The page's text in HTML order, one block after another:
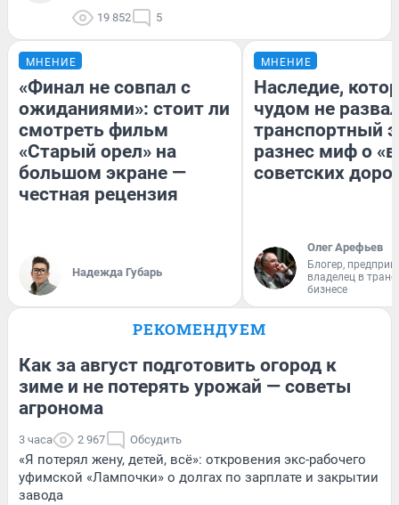
19 852 5
МНЕНИЕ
«Финал не совпал с
ожиданиями»: стоит ли
смотреть фильм
«Старый орел» на
большом экране —
честная рецензия
Надежда Губарь
МНЕНИЕ
Наследие,
чудом не
транспортный
разнес миф о
советских
Олег Арефьев
Блогер,
владелец в
бизнесе
РЕКОМЕНДУЕМ
Как за август подготовить огород к
зиме и не потерять урожай — советы
агронома
3 часа 2 967 Обсудить
«Я потерял жену, детей, всё»: откровения экс-рабочего
уфимской «Лампочки» о долгах по зарплате и закрытии
завода